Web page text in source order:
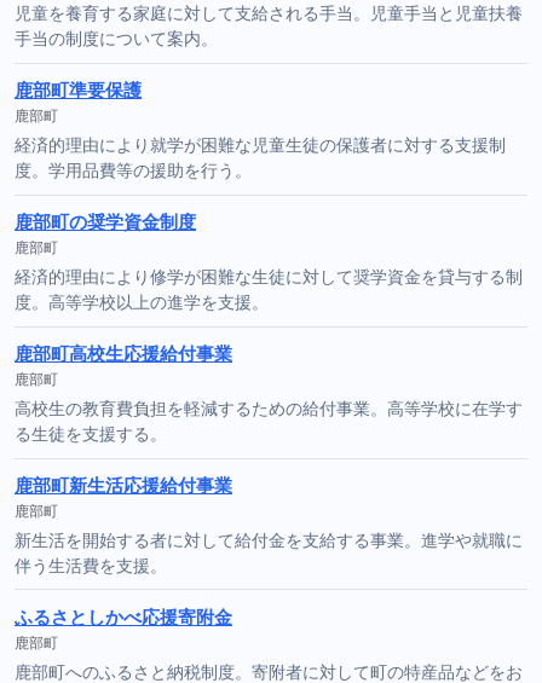
児童を養育する家庭に対して支給される手当。児童手当と児童扶養
手当の制度について案内。
鹿部町準要保護
鹿部町
経済的理由により就学が困難な児童生徒の保護者に対する支援制
度。学用品費等の援助を行う。
鹿部町の奨学資金制度
鹿部町
経済的理由により修学が困難な生徒に対して奨学資金を貸与する制
度。高等学校以上の進学を支援。
鹿部町高校生応援給付事業
鹿部町
高校生の教育費負担を軽減するための給付事業。高等学校に在学す
る生徒を支援する。
鹿部町新生活応援給付事業
鹿部町
新生活を開始する者に対して給付金を支給する事業。進学や就職に
伴う生活費を支援。
ふるさとしかべ応援寄附金
鹿部町
鹿部町へのふるさと納税制度。寄附者に対して町の特産品などをお